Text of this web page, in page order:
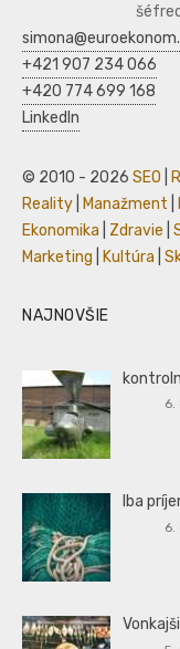
+421 907 234 066
+420 774 699 168
LinkedIn
© 2010 - 2026 SEO
Reality
Manažment
Ekonomika
Zdravie
Marketing
Kultúra
NAJNOVŠIE
6.
Iba
6.